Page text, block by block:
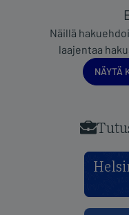
Näillä
laajentaa
Näytä